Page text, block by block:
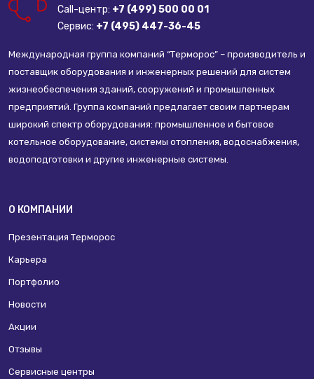
Call-центр: +7 (499) 500 00 01
Сервис: +7 (495) 447-36-45
Международная группа компаний “Терморос” – производитель и
поставщик оборудования и инженерных решений для систем
жизнеобеспечения зданий, сооружений и промышленных
предприятий. Группа компаний предлагает своим партнерам
широкий спектр оборудования: промышленное и бытовое
котельное оборудование, системы отопления, водоснабжения,
водоподготовки и другие инженерные системы.
О КОМПАНИИ
Презентация Терморос
Карьера
Портфолио
Новости
Акции
Отзывы
Сервисные центры